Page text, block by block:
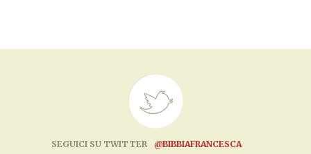
SEGUICI SU TWITTER
@BIBBIAFRANCESCA